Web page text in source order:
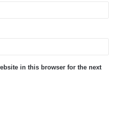
in this browser for the next